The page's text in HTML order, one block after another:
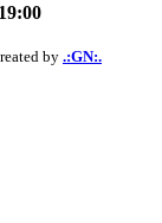
by.:GN:.